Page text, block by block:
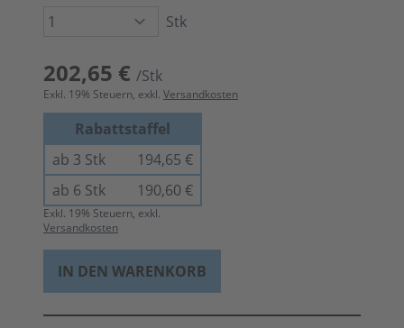
Stk
202,65 € /Stk
Exkl. 19% Steuern, exkl. Versandkosten
Rabattstaffel
ab 3 Stk
194,65 €
ab 6 Stk
190,60 €
Exkl. 19% Steuern, exkl.
Versandkosten
IN DEN WARENKORB